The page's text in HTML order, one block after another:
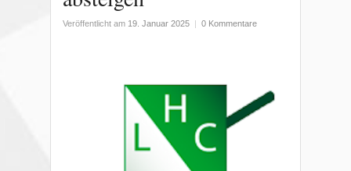
Veröffentlicht am 19. Januar 2025 0 Kommentare